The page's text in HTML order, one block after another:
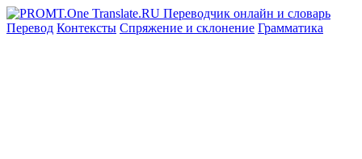
Перевод Контексты Спряжение и склонение Грамматика